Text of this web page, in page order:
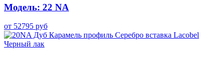
Модель: 22 NA
от 52795 руб